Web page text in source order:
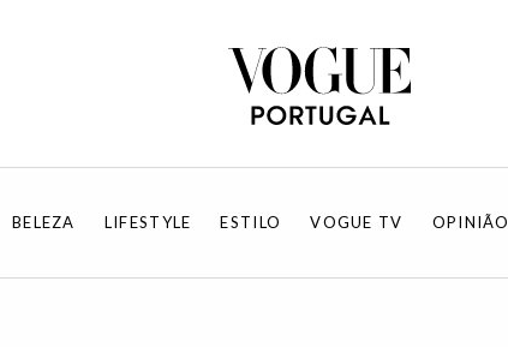
BELEZA LIFESTYLE ESTILO VOGUE TV OPINIÃO